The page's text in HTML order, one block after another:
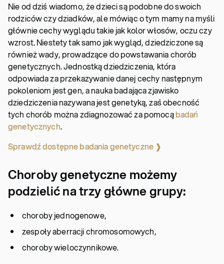
Nie od dziś wiadomo, że dzieci są podobne do swoich
rodziców czy dziadków, ale mówiąc o tym mamy na myśli
głównie cechy wyglądu takie jak kolor włosów, oczu czy
wzrost. Niestety tak samo jak wygląd, dziedziczone są
również wady, prowadzące do powstawania chorób
genetycznych. Jednostką dziedziczenia, która
odpowiada za przekazywanie danej cechy następnym
pokoleniom jest gen, a nauka badająca zjawisko
dziedziczenia nazywana jest genetyką, zaś obecność
tych chorób można zdiagnozować za pomocąbadań
genetycznych.
Sprawdź dostępne badania genetyczne ❱
Choroby genetyczne możemy
podzielić na trzy główne grupy:
choroby jednogenowe,
zespoły aberracji chromosomowych,
choroby wieloczynnikowe.